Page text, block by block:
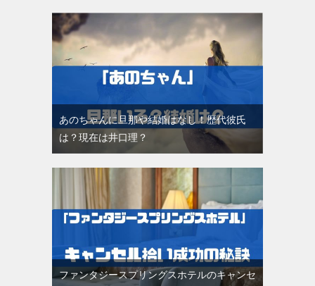
あのちゃんに旦那や結婚はなし！歴代彼氏
は？現在は井口理？
ファンタジースプリングスホテルのキャンセ